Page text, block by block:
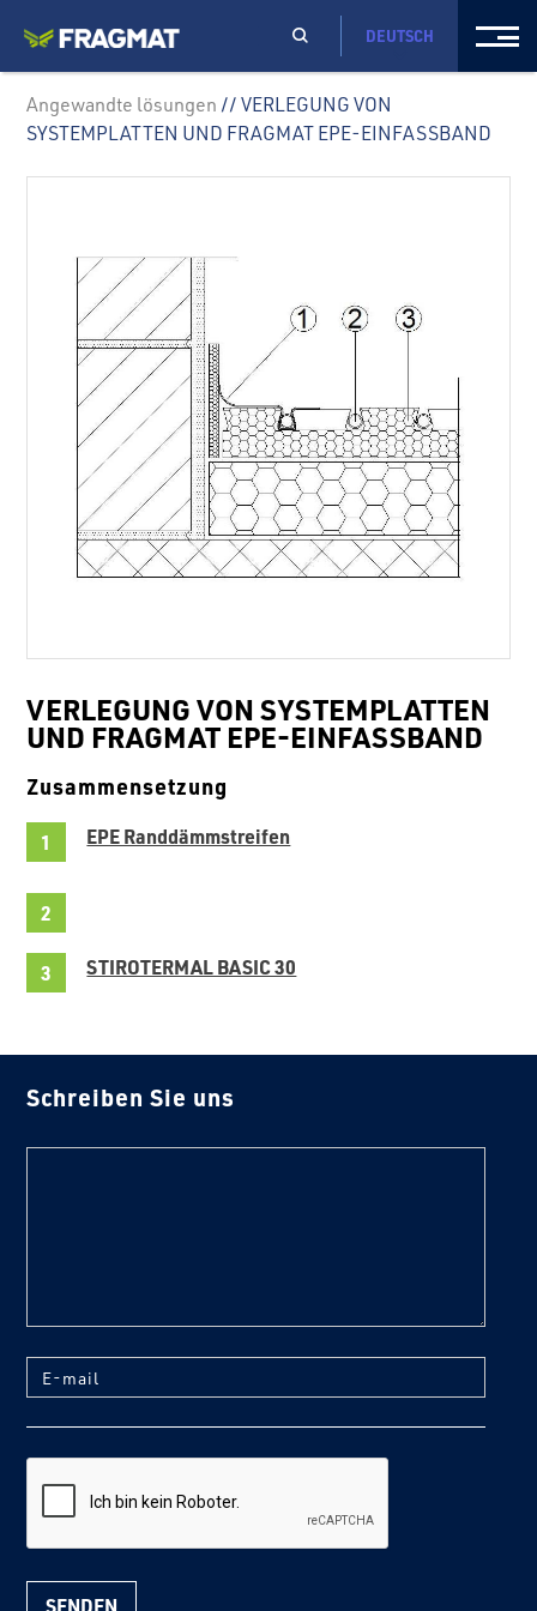
DEUTSCH
Angewandte lösungen // VERLEGUNG VON
SYSTEMPLATTEN UND FRAGMAT EPE-EINFASSBAND
VERLEGUNG VON SYSTEMPLATTEN
UND FRAGMAT EPE-EINFASSBAND
Zusammensetzung
EPE Randdämmstreifen
STIROTERMAL BASIC 30
Schreiben Sie uns
E-mail